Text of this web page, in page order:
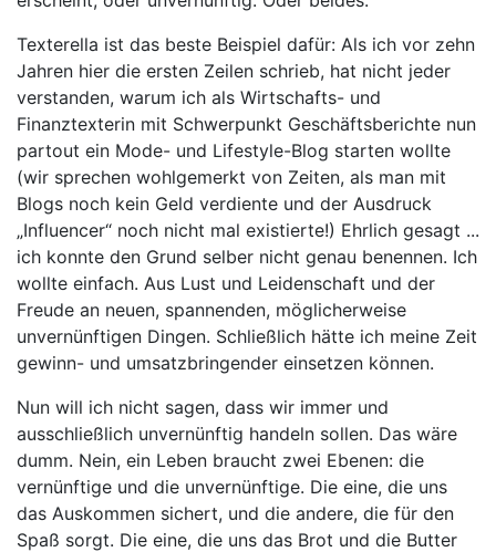
Texterella ist das beste Beispiel dafür: Als ich vor zehn
Jahren hier die ersten Zeilen schrieb, hat nicht jeder
verstanden, warum ich als Wirtschafts- und
Finanztexterin mit Schwerpunkt Geschäftsberichte nun
partout ein Mode- und Lifestyle-Blog starten wollte
(wir sprechen wohlgemerkt von Zeiten, als man mit
Blogs noch kein Geld verdiente und der Ausdruck
„Influencer“ noch nicht mal existierte!) Ehrlich gesagt ...
ich konnte den Grund selber nicht genau benennen. Ich
wollte einfach. Aus Lust und Leidenschaft und der
Freude an neuen, spannenden, möglicherweise
unvernünftigen Dingen. Schließlich hätte ich meine Zeit
gewinn- und umsatzbringender einsetzen können.
Nun will ich nicht sagen, dass wir immer und
ausschließlich unvernünftig handeln sollen. Das wäre
dumm. Nein, ein Leben braucht zwei Ebenen: die
vernünftige und die unvernünftige. Die eine, die uns
das Auskommen sichert, und die andere, die für den
Spaß sorgt. Die eine, die uns das Brot und die Butter